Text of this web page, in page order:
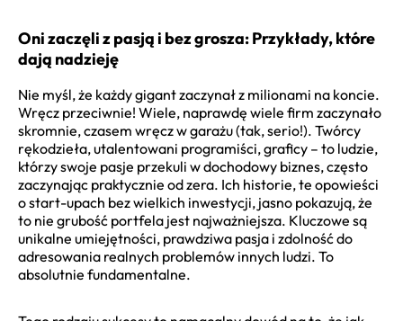
Oni zaczęli z pasją i bez grosza: Przykłady, które
dają nadzieję
Nie myśl, że każdy gigant zaczynał z milionami na koncie.
Wręcz przeciwnie! Wiele, naprawdę wiele firm zaczynało
skromnie, czasem wręcz w garażu (tak, serio!). Twórcy
rękodzieła, utalentowani programiści, graficy – to ludzie,
którzy swoje pasje przekuli w dochodowy biznes, często
zaczynając praktycznie od zera. Ich historie, te opowieści
o start-upach bez wielkich inwestycji, jasno pokazują, że
to nie grubość portfela jest najważniejsza. Kluczowe są
unikalne umiejętności, prawdziwa pasja i zdolność do
adresowania realnych problemów innych ludzi. To
absolutnie fundamentalne.